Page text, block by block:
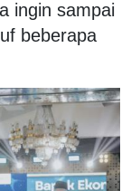
ingin sampai
beberapa